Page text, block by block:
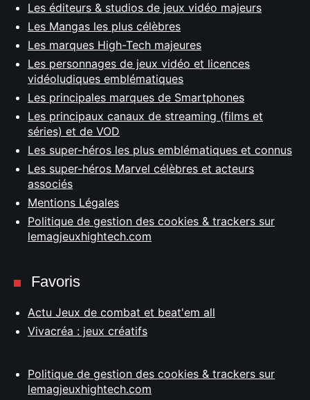
Les éditeurs & studios de jeux vidéo majeurs
Les Mangas les plus célèbres
Les marques High-Tech majeures
Les personnages de jeux vidéo et licences
vidéoludiques emblématiques
Les principales marques de Smartphones
Les principaux canaux de streaming (films et
séries) et de VOD
Les super-héros les plus emblématiques et connus
Les super-héros Marvel célèbres et acteurs
associés
Mentions Légales
Politique de gestion des cookies & trackers sur
lemagjeuxhightech.com
Favoris
Actu Jeux de combat et beat'em all
Vivacréa : jeux créatifs
Politique de gestion des cookies & trackers sur
lemagjeuxhightech.com